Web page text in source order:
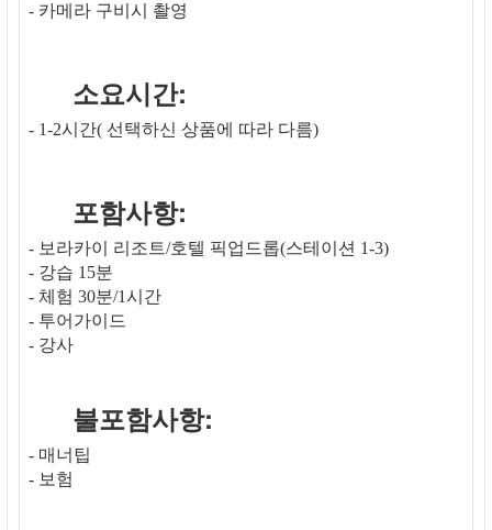
- 카메라 구비시 촬영
소요시간:
- 1-2시간( 선택하신 상품에 따라 다름)
포함사항:
- 보라카이 리조트/호텔 픽업드롭(스테이션 1-3)
- 강습 15분
- 체험 30분/1시간
- 투어가이드
- 강사
불포함사항:
- 매너팁
- 보험